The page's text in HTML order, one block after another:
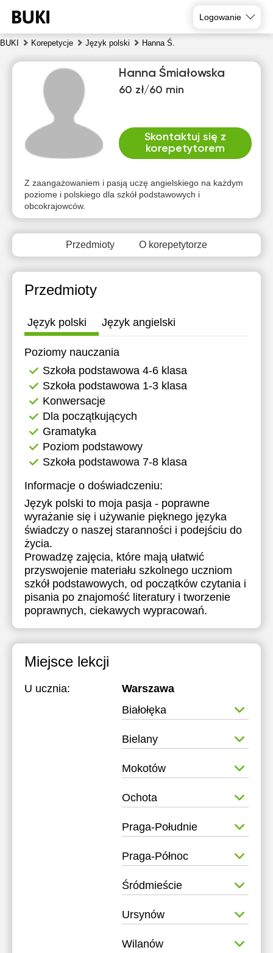
Logowanie
BUKI Korepetycje Język polski Hanna Ś.
Hanna Śmiałowska
60 zł/60 min
Skontaktuj się z
korepetytorem
Z zaangażowaniem i pasją uczę angielskiego na każdym
poziome i polskiego dla szkół podstawowych i
obcokrajowców.
Przedmioty O korepetytorze
Przedmioty
Język polski Język angielski
Poziomy nauczania
Szkoła podstawowa 4-6 klasa
Szkoła podstawowa 1-3 klasa
Konwersacje
Dla początkujących
Gramatyka
Poziom podstawowy
Szkoła podstawowa 7-8 klasa
Informacje o doświadczeniu:
Język polski to moja pasja - poprawne
wyrażanie się i używanie pięknego języka
świadczy o naszej staranności i podejściu do
życia.
Prowadzę zajęcia, które mają ułatwić
przyswojenie materiału szkolnego uczniom
szkół podstawowych, od początków czytania i
pisania po znajomość literatury i tworzenie
poprawnych, ciekawych wypracowań.
Miejsce lekcji
U ucznia:
Warszawa
Białołęka
Bielany
Mokotów
Ochota
Praga-Południe
Praga-Północ
Śródmieście
Ursynów
Wilanów
7
8
9
10
11
12
Brak
dostępnych
terminów
11:30
12:30
13:00
13:30
14:00
14:30
15:00
15:30
16:00
16:30
17:00
dostępnych
terminów
dostępnych
terminów
dostępnych
terminów
dostępnych
terminów